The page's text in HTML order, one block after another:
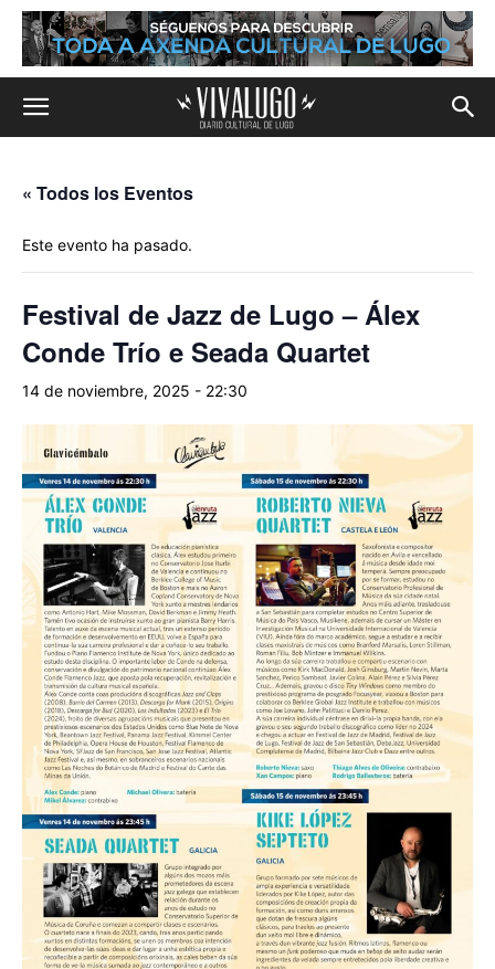
« Todos los Eventos
Este evento ha pasado.
Festival de Jazz de Lugo – Álex
Conde Trío e Seada Quartet
14 de noviembre, 2025 - 22:30